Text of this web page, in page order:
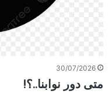
30/07/2026
متى دور نوابنا..؟!